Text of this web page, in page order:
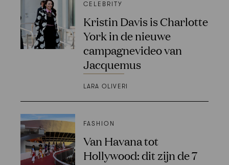
CELEBRITY
Kristin Davis is Charlotte
York in de nieuwe
campagnevideo van
Jacquemus
LARA OLIVERI
FASHION
Van Havana tot
Hollywood: dit zijn de 7